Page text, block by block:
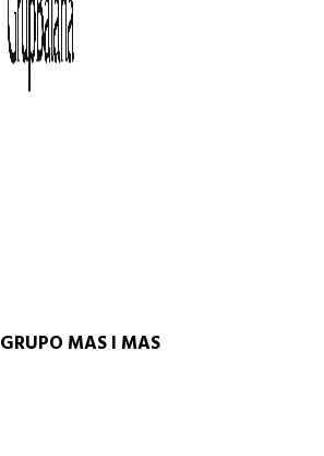
GRUPO MAS I MAS